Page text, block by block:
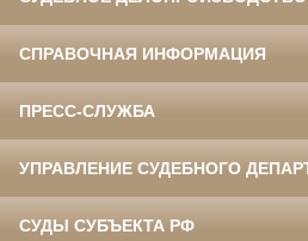
СПРАВОЧНАЯ ИНФОРМАЦИЯ
ПРЕСС-СЛУЖБА
УПРАВЛЕНИЕ СУДЕБНОГО
СУДЫ СУБЪЕКТА РФ